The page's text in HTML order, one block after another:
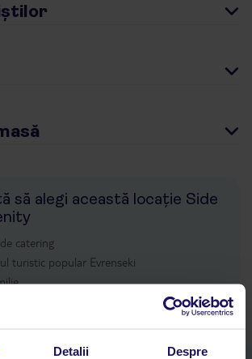
Detalii Despre
să alegi această locație Side
catering
turistic popular Evrenseki